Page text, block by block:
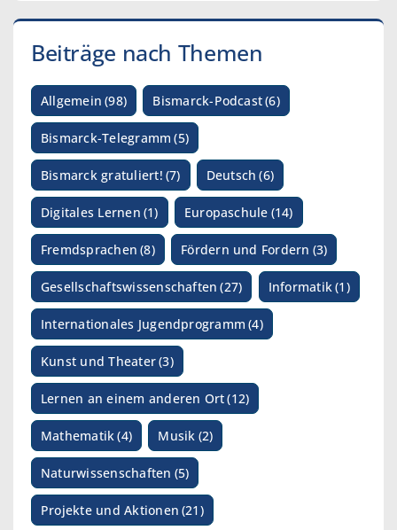
Beiträge nach Themen
Allgemein (98) Bismarck-Podcast(6)
Bismarck-Telegramm (5)
Bismarck gratuliert! (7) Deutsch (6)
Digitales Lernen (1) Europaschule (14)
Fremdsprachen (8) Fördern und Fordern (3)
Gesellschaftswissenschaften (27) Informatik (1)
Internationales Jugendprogramm (4)
Kunst und Theater(3)
Lernen an einem anderen Ort(12)
Mathematik (4) Musik (2)
Naturwissenschaften (5)
Projekte und Aktionen (21)